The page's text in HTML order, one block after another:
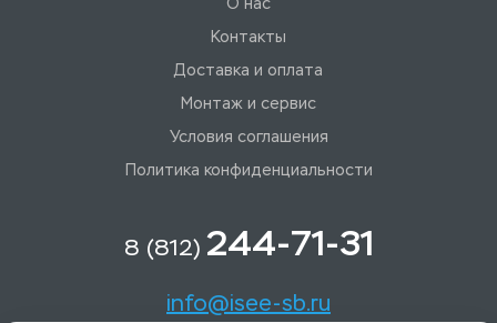
О нас
Контакты
Доставка и оплата
Монтаж и сервис
Условия соглашения
Политика конфиденциальности
8 (812) 244-71-31
info@isee-sb.ru